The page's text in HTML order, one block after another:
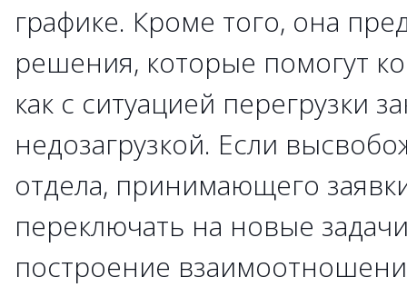
графике. Кроме того, она
решения, которые помогут
как с ситуацией перегрузки
недозагрузкой. Если
отдела, принимающего
переключать на новые
построение